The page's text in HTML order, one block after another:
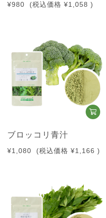
¥980 (税込価格 ¥1,058 )
ブロッコリ青汁
¥1,080 (税込価格 ¥1,166 )